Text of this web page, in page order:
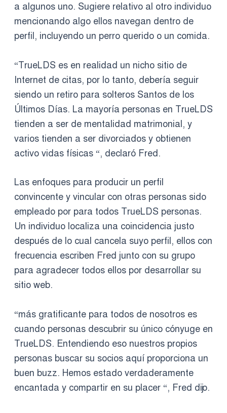
a algunos uno. Sugiere relativo al otro individuo
mencionando algo ellos navegan dentro de
perfil, incluyendo un perro querido o un comida.
“TrueLDS es en realidad un nicho sitio de
Internet de citas, por lo tanto, debería seguir
siendo un retiro para solteros Santos de los
Últimos Días. La mayoría personas en TrueLDS
tienden a ser de mentalidad matrimonial, y
varios tienden a ser divorciados y obtienen
activo vidas físicas “, declaró Fred.
Las enfoques para producir un perfil
convincente y vincular con otras personas sido
empleado por para todos TrueLDS personas.
Un individuo localiza una coincidencia justo
después de lo cual cancela suyo perfil, ellos con
frecuencia escriben Fred junto con su grupo
para agradecer todos ellos por desarrollar su
sitio web.
“más gratificante para todos de nosotros es
cuando personas descubrir su único cónyuge en
TrueLDS. Entendiendo eso nuestros propios
personas buscar su socios aquí proporciona un
buen buzz. Hemos estado verdaderamente
encantada y compartir en su placer “, Fred dijo.